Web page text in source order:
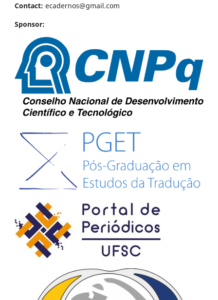
Contact: ecadernos@gmail.com
Sponsor: